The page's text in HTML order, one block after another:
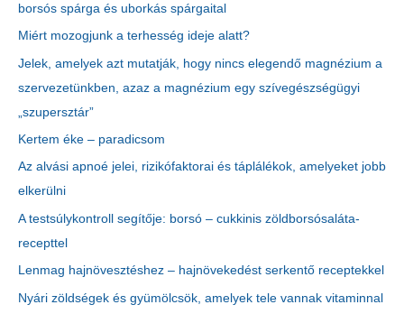
borsós spárga és uborkás spárgaital
Miért mozogjunk a terhesség ideje alatt?
Jelek, amelyek azt mutatják, hogy nincs elegendő magnézium a
szervezetünkben, azaz a magnézium egy szívegészségügyi
„szupersztár”
Kertem éke – paradicsom
Az alvási apnoé jelei, rizikófaktorai és táplálékok, amelyeket jobb
elkerülni
A testsúlykontroll segítője: borsó – cukkinis zöldborsósaláta-
recepttel
Lenmag hajnövesztéshez – hajnövekedést serkentő receptekkel
Nyári zöldségek és gyümölcsök, amelyek tele vannak vitaminnal